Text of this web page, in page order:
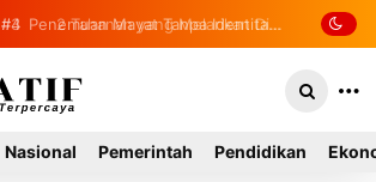
#4 Penemuan Mayat Tanpa Identitas
Selatan
Nasional Pemerintah Pendidikan